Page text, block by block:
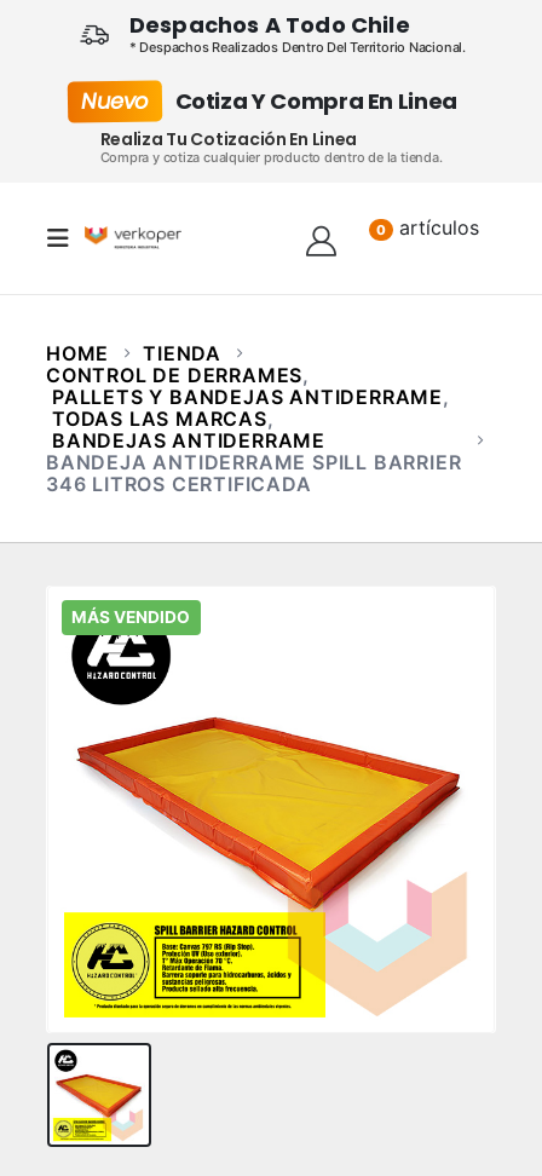
Despachos A Todo Chile
* Despachos Realizados Dentro Del Territorio Nacional.
Nuevo Cotiza Y Compra En Linea
Realiza Tu Cotización En Linea
Compra y cotiza cualquier producto dentro de la tienda.
0 artículos
HOME
TIENDA
CONTROL DE DERRAMES,
PALLETS Y BANDEJAS ANTIDERRAME,
TODAS LAS MARCAS,
BANDEJAS ANTIDERRAME
BANDEJA ANTIDERRAME SPILL BARRIER
346 LITROS CERTIFICADA
MÁS VENDIDO